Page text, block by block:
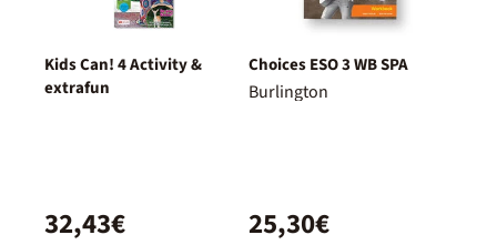
Kids Can! 4 Activity &
extrafun
32,43€
Choices ESO 3 WB SPA
Burlington
25,30€